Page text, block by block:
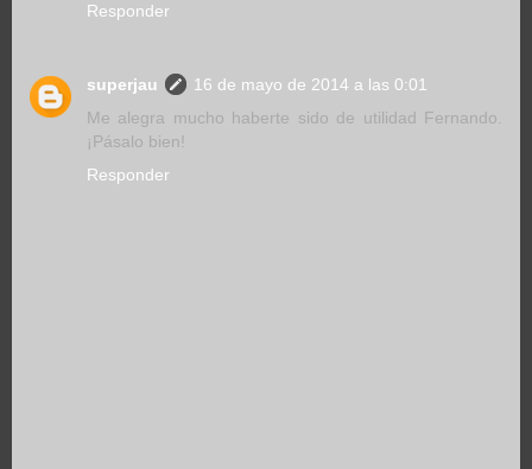
Responder
superjau
16 de mayo de 2014 a las 0:01
Me alegra mucho haberte sido de utilidad Fernando.
¡Pásalo bien!
Responder